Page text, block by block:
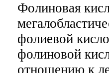
Фолиновая
фолиевой
фолиновой
отношению к